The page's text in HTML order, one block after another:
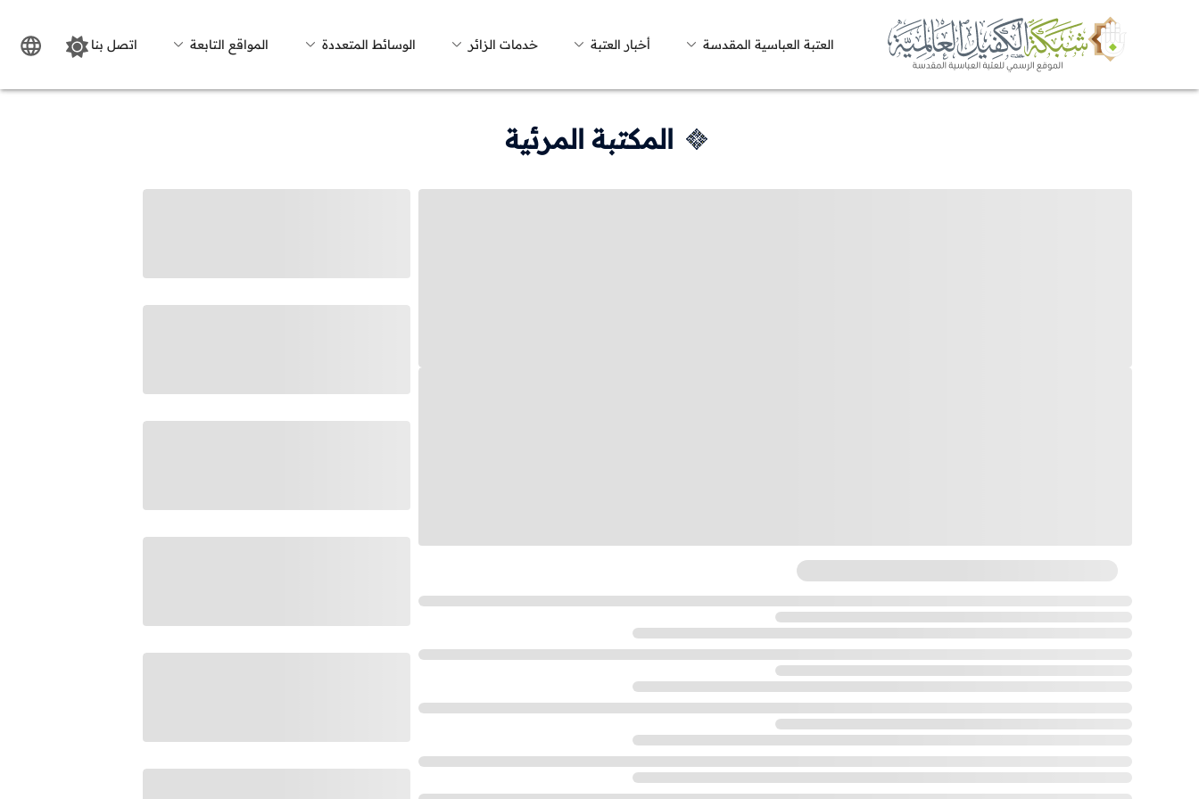
العتبة العباسية المقدسة أخبار العتبة خدمات الزائر الوسائط المتعددة المواقع التابعة اتصل بنا
المكتبة المرئية